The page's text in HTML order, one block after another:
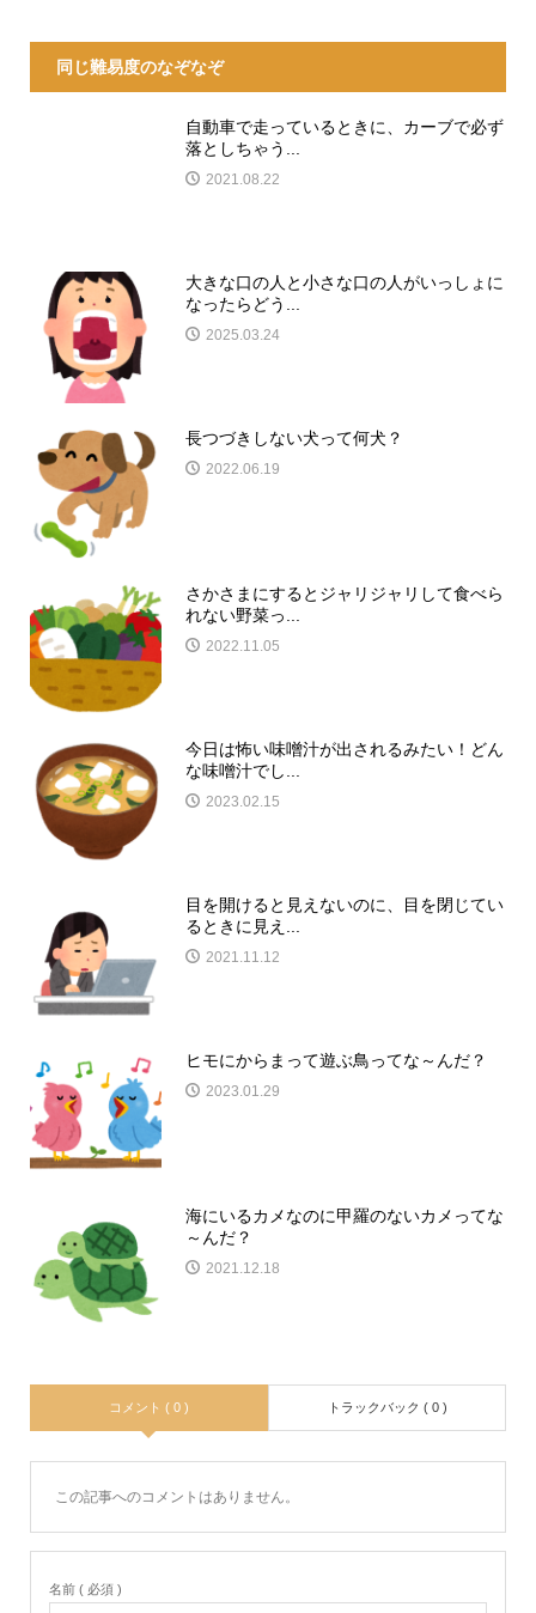
同じ難易度のなぞなぞ
自動車で走っているときに、カーブで必ず
落としちゃう...
2021.08.22
大きな口の人と小さな口の人がいっしょに
なったらどう...
2025.03.24
長つづきしない犬って何犬？
2022.06.19
さかさまにするとジャリジャリして食べら
れない野菜っ...
2022.11.05
今日は怖い味噌汁が出されるみたい！どん
な味噌汁でし...
2023.02.15
目を開けると見えないのに、目を閉じてい
るときに見え...
2021.11.12
ヒモにからまって遊ぶ鳥ってな～んだ？
2023.01.29
海にいるカメなのに甲羅のないカメってな
～んだ？
2021.12.18
コメント ( 0 ) トラックバック ( 0 )
この記事へのコメントはありません。
名前 ( 必須 )